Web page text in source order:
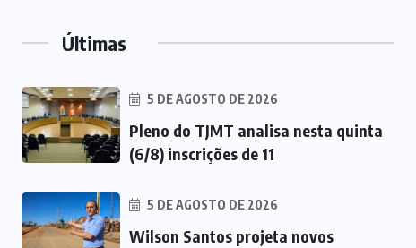
Últimas
5 DE AGOSTO DE 2026
Pleno do TJMT analisa nesta quinta
(6/8) inscrições de 11
5 DE AGOSTO DE 2026
Wilson Santos projeta novos